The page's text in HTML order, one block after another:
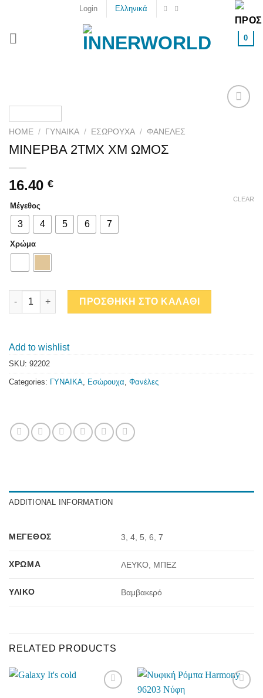
content
Login Ελληνικά
0
HOME / ΓΥΝΑΙΚΑ / ΕΣΏΡΟΥΧΑ / ΦΑΝΈΛΕΣ
ΜΙΝΕΡΒΑ 2ΤΜΧ ΧΜ ΩΜΟΣ
16.40 €
Μέγεθος
3 4 5 6 7
Χρώμα
CLEAR
ΜΙΝΕΡΒΑ 2ΤΜΧ ΧΜ ΩΜΟΣ quantity
ΠΡΟΣΘΗΚΗ ΣΤΟ ΚΑΛΑΘΙ
Add to wishlist
SKU: 92202
Categories: ΓΥΝΑΙΚΑ Εσώρουχα Φανέλες
ADDITIONAL INFORMATION
ΜΈΓΕΘΟΣ 3, 4, 5, 6, 7
ΧΡΏΜΑ ΛΕΥΚΟ, ΜΠΕΖ
ΥΛΙΚΌ Βαμβακερό
RELATED PRODUCTS